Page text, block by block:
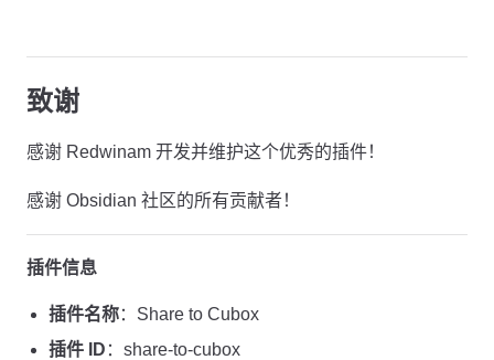
致谢
感谢 Redwinam 开发并维护这个优秀的插件！
感谢 Obsidian 社区的所有贡献者！
插件信息
插件名称：Share to Cubox
插件 ID ：share-to-cubox